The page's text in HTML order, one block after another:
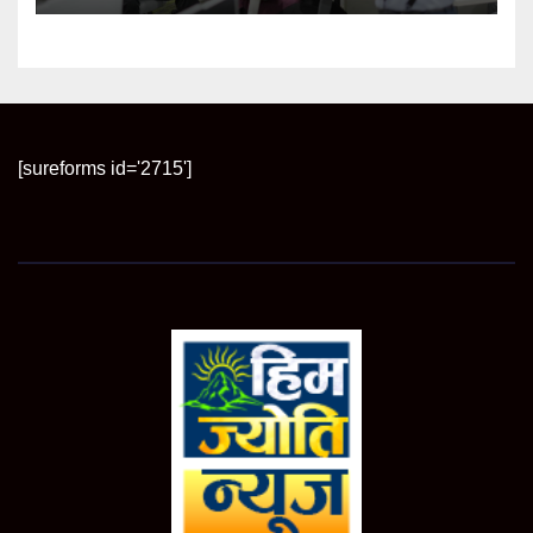
[sureforms id='2715']